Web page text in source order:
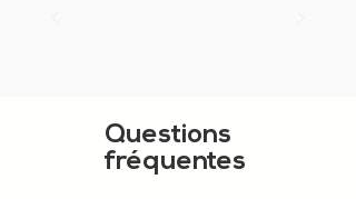
Questions
fréquentes